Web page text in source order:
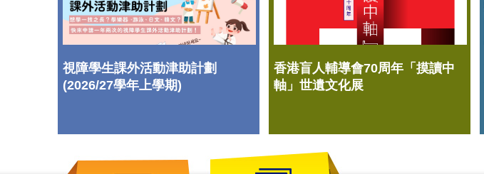
視障學生課外活動津助計劃
(2026/27學年上學期)
香港盲人輔導會70周年「摸讀中
軸」世遺文化展